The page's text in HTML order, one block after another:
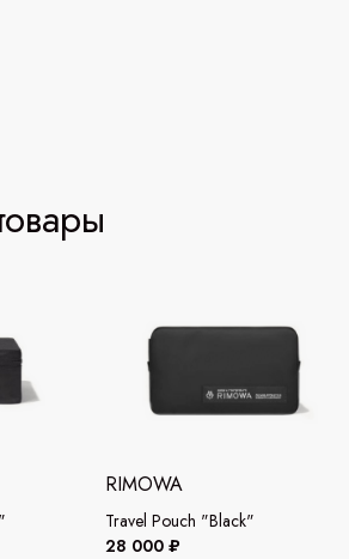
RIMOWA
Travel Pouch "Black"
28 000 ₽